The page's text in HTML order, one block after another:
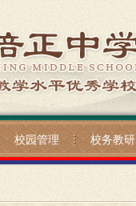
校园管理 校务教研